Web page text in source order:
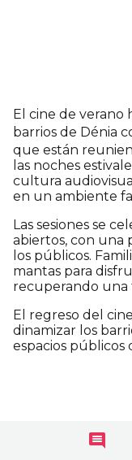
El cine de verano
barrios de Dénia
que están
las noches
cultura
en un ambiente
Las sesiones se
abiertos, con una
los públicos.
mantas para
recuperando una
El regreso del
dinamizar los
espacios públicos